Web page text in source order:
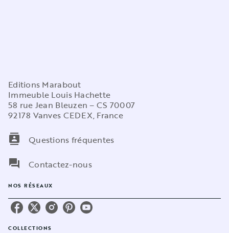
Editions Marabout
Immeuble Louis Hachette
58 rue Jean Bleuzen – CS 70007
92178 Vanves CEDEX, France
contacts
Questions fréquentes
question_answer
Contactez-nous
NOS RÉSEAUX
COLLECTIONS